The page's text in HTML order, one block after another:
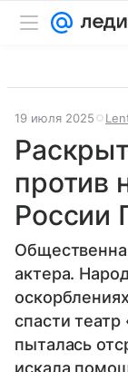
19 июля 2025
против
России
актера.
спасти
пыталась
искала